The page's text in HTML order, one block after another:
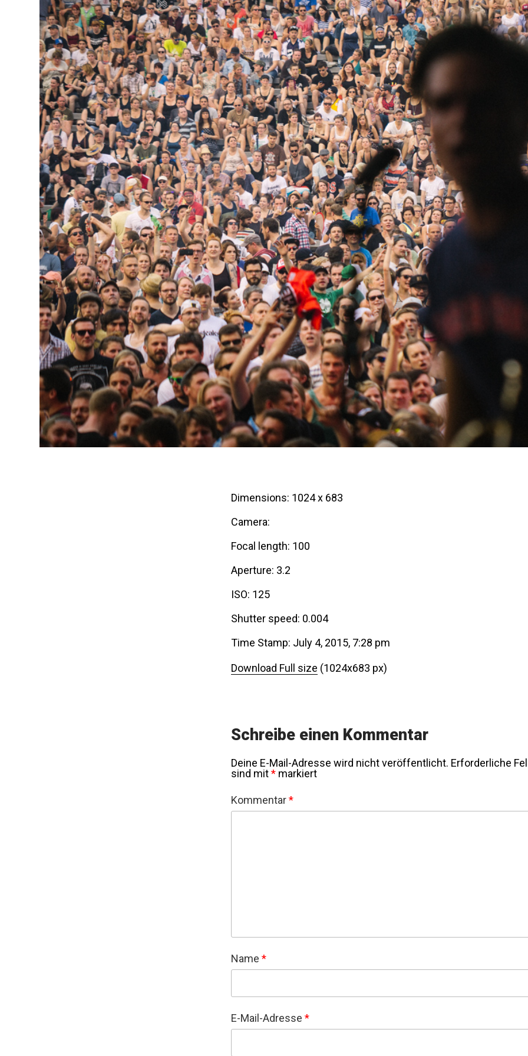
Dimensions: 1024 x 683
Camera:
Focal length: 100
Aperture: 3.2
ISO: 125
Shutter speed: 0.004
Time Stamp: July 4, 2015, 7:28 pm
Download Full size (1024x683 px)
Schreibe einen Kommentar
Deine E-Mail-Adresse wird nicht veröffentlicht. Erforderliche
sind mit* markiert
Kommentar*
Name *
E-Mail-Adresse *